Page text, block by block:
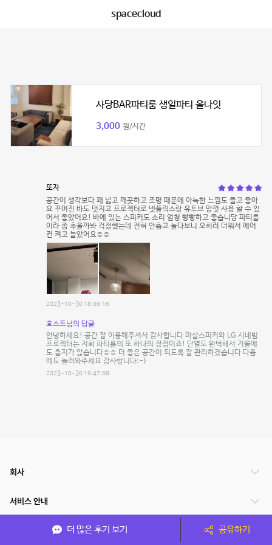
spacecloud
사당BAR파티룸 생일파티 올나잇
3,000 원/시간
또자
공간이 생각보다 꽤 넓고 깨끗하고 조명 때문에 아늑한 느낌도 들고 좋아
요 꾸며진 바도 멋지고 프로젝터로 넷플릭스랑 유투브 맘껏 사용 할 수 있
어서 좋았어요! 바에 있는 스피커도 소리 엄청 빵빵하고 좋습니당 파티룸
이라 좀 추울까봐 걱정했는데 전혀 안춥고 놀다보니 오히려 더워서 에어
컨 켜고 놀았어요ㅎㅎ
2023-10-30 18:46:16
호스트님의 답글
안녕하세요! 공간 잘 이용해주셔서 감사합니다 마샬스피커와 LG 시네빔
프로젝터는 저희 파티룸의 또 하나의 장점이죠! 단열도 완벽해서 겨울에
도 춥지가 않습니다ㅎㅎ 더 좋은 공간이 되도록 잘 관리하겠습니다 다음
에도 놀러와주세요 감사합니다:-)
2023-10-30 19:47:08
더 많은 후기 보기 공유하기
회사
서비스 안내